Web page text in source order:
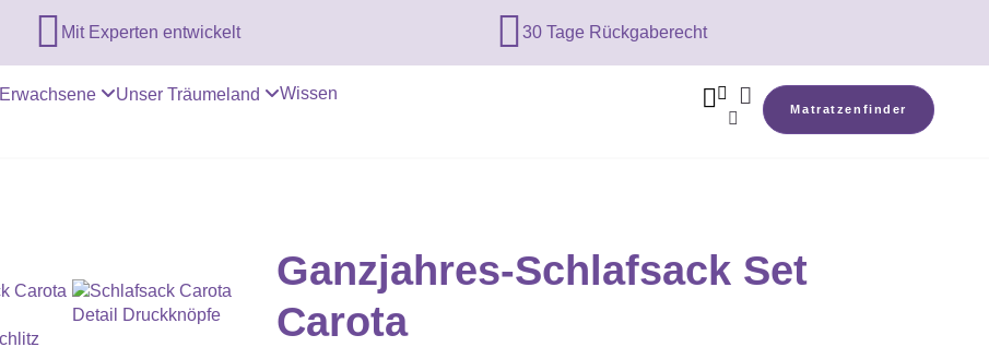
 Mit Experten entwickelt 30 Tage Rückgaberecht
Erwachsene Unser Träumeland Wissen 


Matratzenfinder
Ganzjahres-Schlafsack Set
Carota